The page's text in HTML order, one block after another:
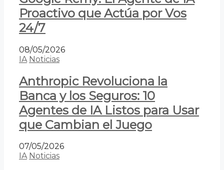
Proactivo que Actúa por Vos
24/7
08/05/2026
IA Noticias
Anthropic Revoluciona la
Banca y los Seguros: 10
Agentes de IA Listos para Usar
que Cambian el Juego
07/05/2026
IA Noticias